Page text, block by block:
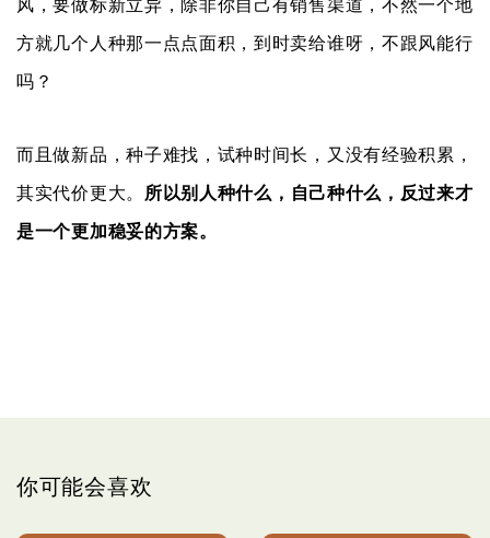
方就几个人种那一点点面积，到时卖给谁呀，不跟风能行
吗？
而且做新品，种子难找，试种时间长，又没有经验积累，
其实代价更大。 所以别人种什么，自己种什么，反过来才
是一个更加稳妥的方案。
你可能会喜欢